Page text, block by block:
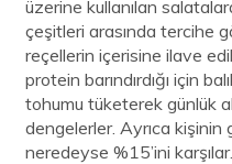
üzerine kullanılan
çeşitleri arasında tercihe
reçellerin içerisine ilave
protein barındırdığı için
tohumu tüketerek günlük
dengelerler. Ayrıca kişinin
neredeyse %15’ini karşılar.